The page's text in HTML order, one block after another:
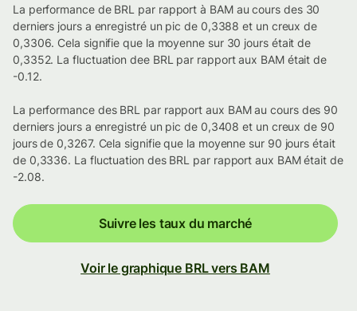
La performance de BRL par rapport à BAM au cours des 30
derniers jours a enregistré un pic de 0,3388 et un creux de
0,3306. Cela signifie que la moyenne sur 30 jours était de
0,3352. La fluctuation dee BRL par rapport aux BAM était de
-0.12.
La performance des BRL par rapport aux BAM au cours des 90
derniers jours a enregistré un pic de 0,3408 et un creux de 90
jours de 0,3267. Cela signifie que la moyenne sur 90 jours était
de 0,3336. La fluctuation des BRL par rapport aux BAM était de
-2.08.
Suivre les taux du marché
Voir le graphique BRL vers BAM